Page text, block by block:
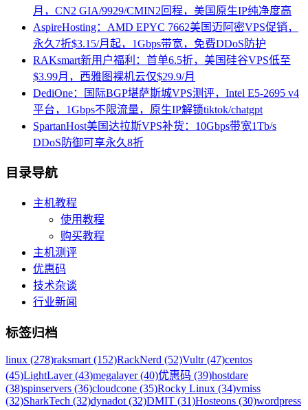
月，CN2 GIA/9929/CMIN2回程，美国原生IP纯净度高
AspireHosting：AMD EPYC 7662美国迈阿密VPS促销，
永久7折$3.15/月起，1Gbps带宽，免费DDoS防护
RAKsmart新用户福利：首单6.5折，美国硅谷VPS低至
$3.99月，西雅图裸机云仅$29.9/月
DediOne：国际BGP堪萨斯城VPS测评，Intel E5-2695 v4
平台，1Gbps不限流量，原生IP解锁tiktok/chatgpt
SpartanHost美国达拉斯VPS补货：10Gbps带宽1Tb/s
DDoS防御可享永久8折
目录导航
主机教程
使用教程
购买教程
主机测评
优惠码
技术杂谈
行业新闻
标签归档
linux (278)raksmart (152)RackNerd (52)Vultr (47)centos
(45)LightLayer (43)megalayer (40)优惠码 (39)hostdare
(38)spinservers (36)cloudcone (35)Rocky Linux (34)vmiss
(32)SharkTech (32)dynadot (32)DMIT (31)Hosteons (30)wordpress